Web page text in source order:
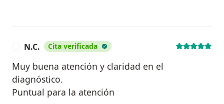
N.C. Cita verificada
Muy buena atención y claridad en el
diagnóstico.
Puntual para la atención